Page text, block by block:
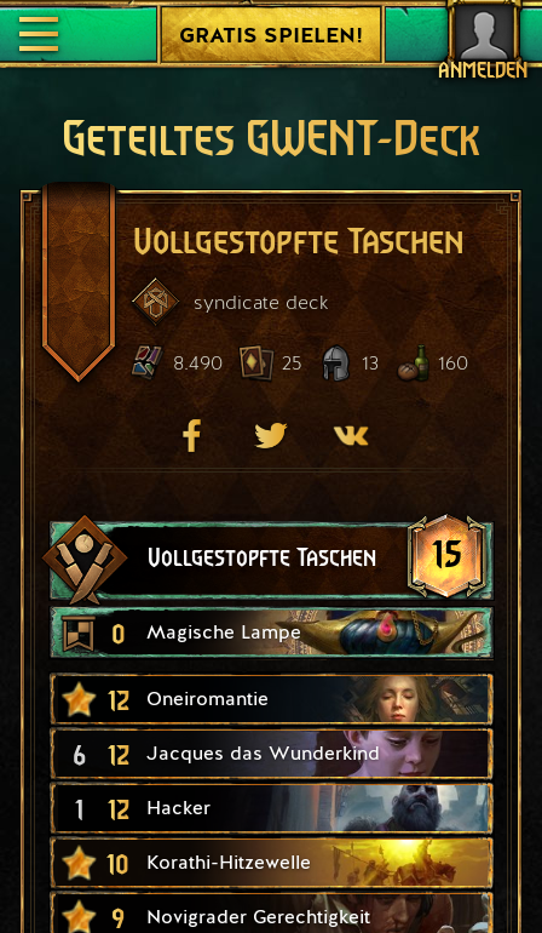
ANMELDEN
GRATIS SPIELEN!
Geteiltes GWENT-Deck
Vollgestopfte Taschen
syndicate deck
8.490 25 13 160
Vollgestopfte Taschen 15
0 Magische Lampe
12 Oneiromantie
6 12 Jacques das Wunderkind
1 12 Hacker
10 Korathi-Hitzewelle
9 Novigrader Gerechtigkeit